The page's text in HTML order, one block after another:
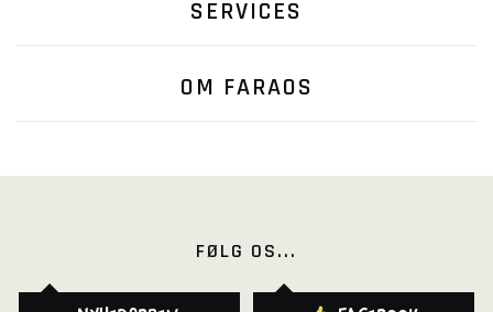
SERVICES
OM FARAOS
FØLG OS...